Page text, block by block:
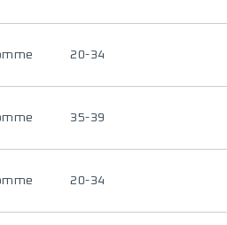
20-34
35-39
20-34